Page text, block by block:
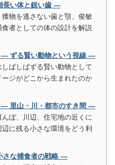
長い体と鋭い歯 ―
物を逃さない歯と顎、俊敏
者としての体の設計を解説
― ずる賢い動物という視線 ―
ばしばずる賢い動物として
ジがどこから生まれたのか
― 里山・川・都市のすき間 ―
ぼ、川辺、住宅地の近くに
に残る小さな環境をどう利
さな捕食者の戦略 ―